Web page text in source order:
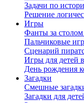
Задачи по
Решение
Игры
Фанты за
Пальчиковые
Сценарий
Игры для детей
День рождения
Загадки
Смешные
Загадки для